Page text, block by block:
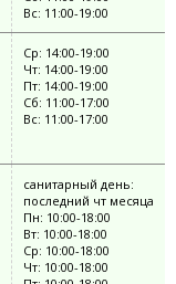
Вс: 11:00-19:00
Ср: 14:00-19:00
Чт: 14:00-19:00
Пт: 14:00-19:00
Сб: 11:00-17:00
Вс: 11:00-17:00
санитарный день:
последний чт месяца
Пн: 10:00-18:00
Вт: 10:00-18:00
Ср: 10:00-18:00
Чт: 10:00-18:00